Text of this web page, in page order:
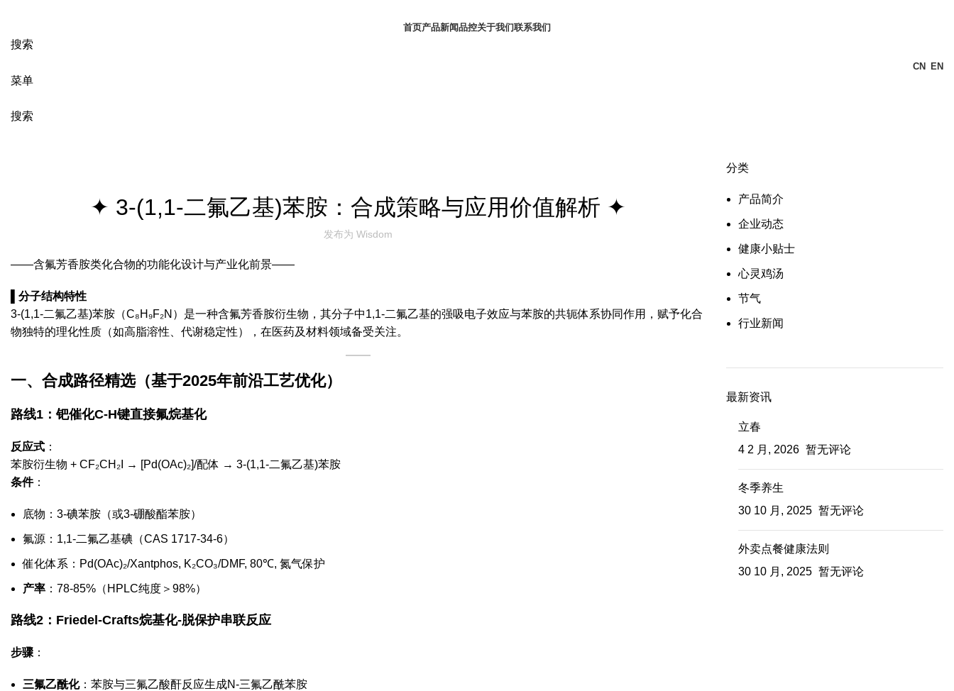
首页产品新闻品控关于我们联系我们
搜索
CN EN
菜单
搜索
✦ 3-(1,1-二氟乙基)苯胺：合成策略与应用价值解析 ✦
发布为 Wisdom
——含氟芳香胺类化合物的功能化设计与产业化前景——
分子结构特性
3-(1,1-二氟乙基)苯胺（C₈H₉F₂N）是一种含氟芳香胺衍生物，其分子中1,1-二氟乙基的强吸电子效应与苯胺的共轭体系协同作用，赋予化合
物独特的理化性质（如高脂溶性、代谢稳定性），在医药及材料领域备受关注。
一、合成路径精选‌（基于2025年前沿工艺优化）
路线1：钯催化C-H键直接氟烷基化
反应式 ‌：
苯胺衍生物 + CF₂CH₂I → [Pd(OAc)₂]/配体 → 3-(1,1-二氟乙基)苯胺
条件‌：
底物：3-碘苯胺（或3-硼酸酯苯胺）
氟源：1,1-二氟乙基碘（CAS 1717-34-6）
催化体系：Pd(OAc)₂/Xantphos, K₂CO₃/DMF, 80℃, 氮气保护
产率 ‌：78-85%（HPLC纯度＞98%）
路线2：Friedel-Crafts烷基化-脱保护串联反应
步骤 ‌：
三氟乙酰化‌：苯胺与三氟乙酸酐反应生成N-三氟乙酰苯胺
分类
产品简介
企业动态
健康小贴士
心灵鸡汤
节气
行业新闻
最新资讯
立春
4 2 月, 2026 暂无评论
冬季养生
30 10 月, 2025 暂无评论
外卖点餐健康法则
30 10 月, 2025 暂无评论